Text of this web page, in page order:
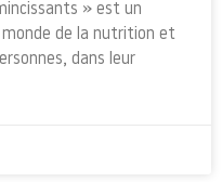
» est un
monde de la nutrition et
dans leur